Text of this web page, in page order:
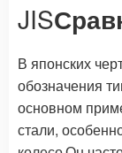
JIS
В японских
обозначения
основном
стали,